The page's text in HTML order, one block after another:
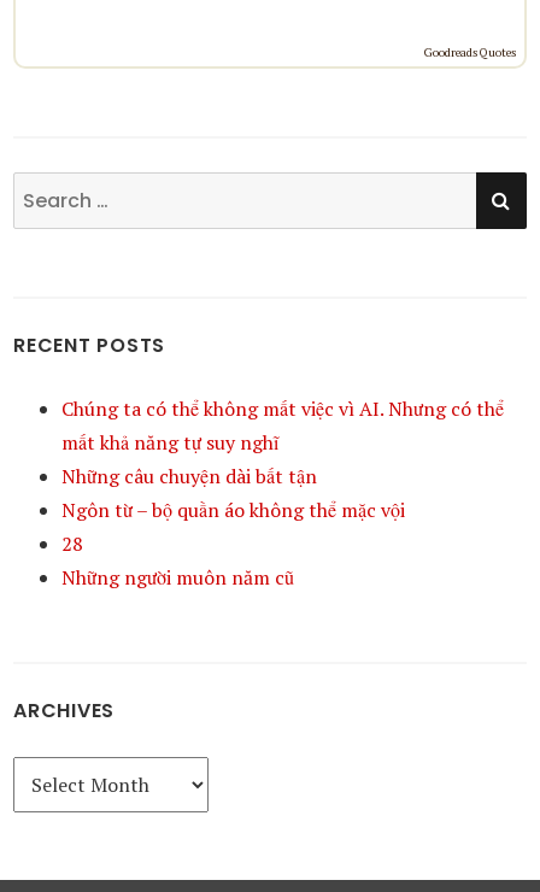
Goodreads Quotes
Search
for:
RECENT POSTS
Chúng ta có thể không mất việc vì AI. Nhưng có thể
mất khả năng tự suy nghĩ
Những câu chuyện dài bất tận
Ngôn từ – bộ quần áo không thể mặc vội
28
Những người muôn năm cũ
ARCHIVES
Archives